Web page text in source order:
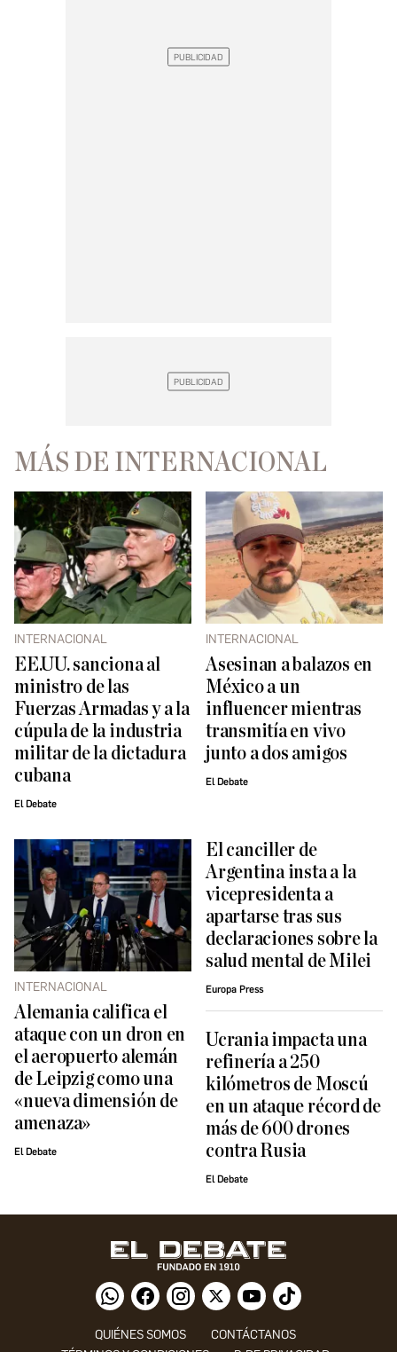
MÁS DE INTERNACIONAL
INTERNACIONAL
EE.UU. sanciona al
ministro de las
Fuerzas Armadas y a la
cúpula de la industria
militar de la dictadura
cubana
El Debate
INTERNACIONAL
Asesinan a balazos en
México a un
influencer mientras
transmitía en vivo
junto a dos amigos
El Debate
INTERNACIONAL
Alemania califica el
ataque con un dron en
el aeropuerto alemán
de Leipzig como una
«nueva dimensión de
amenaza»
El Debate
El canciller de
Argentina insta a la
vicepresidenta a
apartarse tras sus
declaraciones sobre la
salud mental de Milei
Europa Press
Ucrania impacta una
refinería a 250
kilómetros de Moscú
en un ataque récord de
más de 600 drones
contra Rusia
El Debate
QUIÉNES SOMOS
CONTÁCTANOS